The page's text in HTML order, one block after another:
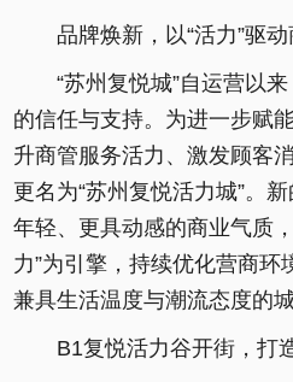
品牌焕新，以“活力”驱
“苏州复悦城”自运营以
的信任与支持。为进一步赋
升商管服务活力、激发顾客
更名为“苏州复悦活力城”。
年轻、更具动感的商业气质
力”为引擎，持续优化营商环
兼具生活温度与潮流态度的
B1复悦活力谷开街，打